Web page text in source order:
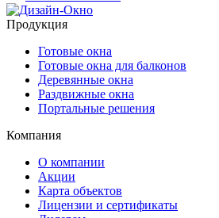
Продукция
Готовые окна
Готовые окна для балконов
Деревянные окна
Раздвижные окна
Портальные решения
Компания
О компании
Акции
Карта объектов
Лицензии и сертификаты